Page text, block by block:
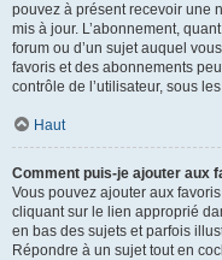
pouvez à présent recevoir une
mis à jour. L’abonnement,
forum ou d’un sujet auquel
favoris et des abonnements
contrôle de l’utilisateur, sous
Haut
Comment puis-je ajouter aux
Vous pouvez ajouter aux
cliquant sur le lien approprié
en bas des sujets et parfois
Répondre à un sujet tout en